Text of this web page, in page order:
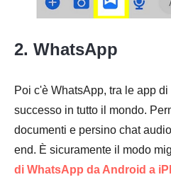
2. WhatsApp
Poi c'è WhatsApp, tra le app
successo in tutto il mondo.
documenti e persino chat
end. È sicuramente il modo
di WhatsApp da Android a